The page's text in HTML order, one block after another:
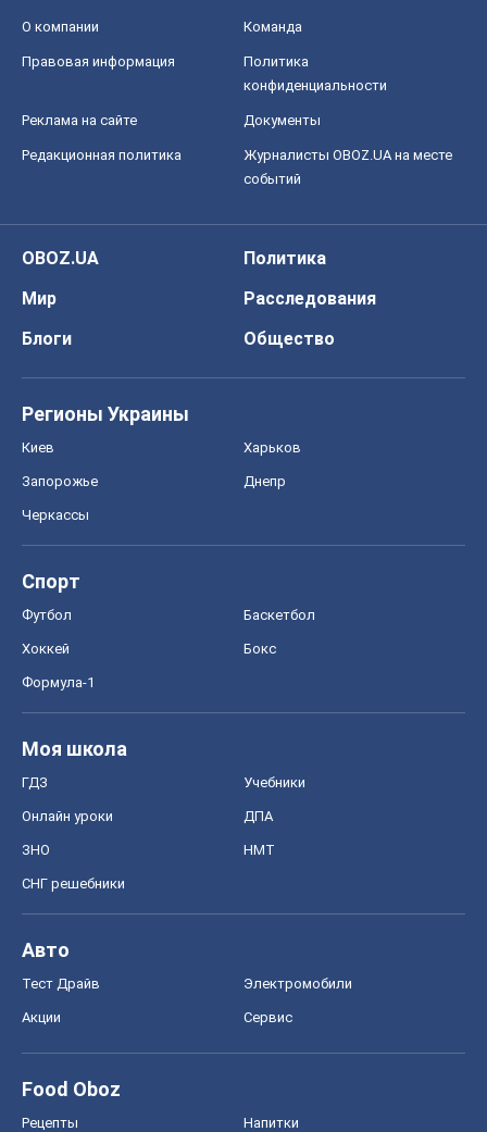
О компании Команда
Правовая информация
Политика
конфиденциальности
Реклама на сайте Документы
Редакционная политика
Журналисты OBOZ.UA на месте
событий
OBOZ.UA
Политика
Мир
Расследования
Блоги
Общество
Регионы Украины
Киев Харьков
Запорожье Днепр
Черкассы
Спорт
Футбол Баскетбол
Хоккей Бокс
Формула-1
Моя школа
ГДЗ Учебники
Онлайн уроки ДПА
ЗНО НМТ
СНГ решебники
Авто
Тест Драйв Электромобили
Акции Сервис
Food Oboz
Рецепты Напитки